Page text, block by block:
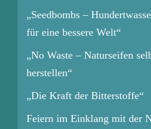
„Seedbombs –
für eine bessere Welt“
„No Waste – Naturseifen
herstellen“
„Die Kraft der Bitterstoffe“
Feiern im Einklang mit der